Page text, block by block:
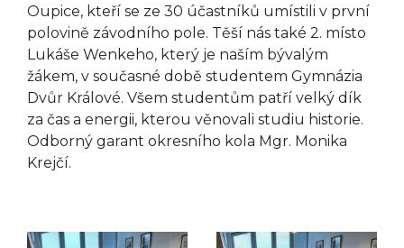
Oupice, kteří se ze 30 účastníků umístili v první
polovině závodního pole. Těší nás také 2. místo
Lukáše Wenkeho, který je naším bývalým
žákem, v současné době studentem Gymnázia
Dvůr Králové. Všem studentům patří velký dík
za čas a energii, kterou věnovali studiu historie.
Odborný garant okresního kola Mgr. Monika
Krejčí.